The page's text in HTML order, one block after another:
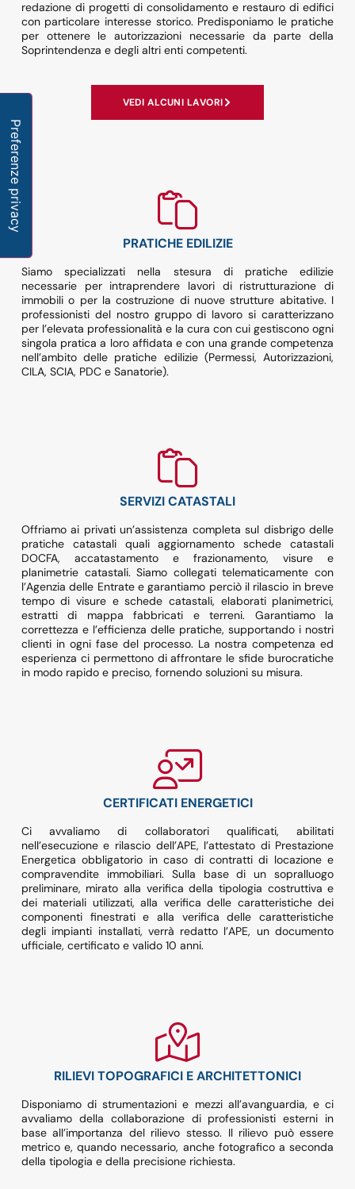
redazione di progetti di consolidamento e restauro di edifici
con particolare interesse storico. Predisponiamo le pratiche
per ottenere le autorizzazioni necessarie da parte della
Soprintendenza e degli altri enti competenti.
VEDI ALCUNI LAVORI
PRATICHE EDILIZIE
Siamo specializzati nella stesura di pratiche edilizie
necessarie per intraprendere lavori di ristrutturazione di
immobili o per la costruzione di nuove strutture abitative. I
professionisti del nostro gruppo di lavoro si caratterizzano
per l’elevata professionalità e la cura con cui gestiscono ogni
singola pratica a loro affidata e con una grande competenza
nell’ambito delle pratiche edilizie (Permessi, Autorizzazioni,
CILA, SCIA, PDC e Sanatorie).
SERVIZI CATASTALI
Offriamo ai privati un’assistenza completa sul disbrigo delle
pratiche catastali quali aggiornamento schede catastali
DOCFA, accatastamento e frazionamento, visure e
planimetrie catastali. Siamo collegati telematicamente con
l’Agenzia delle Entrate e garantiamo perciò il rilascio in breve
tempo di visure e schede catastali, elaborati planimetrici,
estratti di mappa fabbricati e terreni. Garantiamo la
correttezza e l’efficienza delle pratiche, supportando i nostri
clienti in ogni fase del processo. La nostra competenza ed
esperienza ci permettono di affrontare le sfide burocratiche
in modo rapido e preciso, fornendo soluzioni su misura.
CERTIFICATI ENERGETICI
Ci avvaliamo di collaboratori qualificati, abilitati
nell’esecuzione e rilascio dell’APE, l’attestato di Prestazione
Energetica obbligatorio in caso di contratti di locazione e
compravendite immobiliari. Sulla base di un sopralluogo
preliminare, mirato alla verifica della tipologia costruttiva e
dei materiali utilizzati, alla verifica delle caratteristiche dei
componenti finestrati e alla verifica delle caratteristiche
degli impianti installati, verrà redatto l’APE, un documento
ufficiale, certificato e valido 10 anni.
RILIEVI TOPOGRAFICI E ARCHITETTONICI
Disponiamo di strumentazioni e mezzi all’avanguardia, e ci
avvaliamo della collaborazione di professionisti esterni in
base all’importanza del rilievo stesso. Il rilievo può essere
metrico e, quando necessario, anche fotografico a seconda
della tipologia e della precisione richiesta.